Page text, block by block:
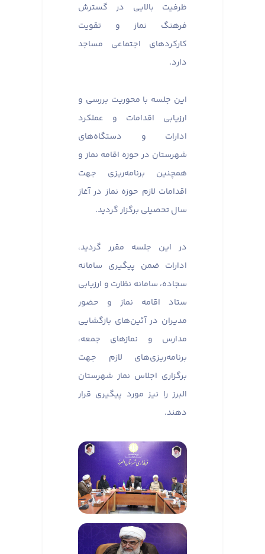
ظرفیت بالایی در گسترش
فرهنگ نماز و تقویت
کارکردهای اجتماعی مساجد
دارد.
این جلسه با محوریت بررسی و
ارزیابی اقدامات و عملکرد
ادارات و دستگاه‌های
شهرستان در حوزه اقامه نماز و
همچنین برنامه‌ریزی جهت
اقدامات لازم حوزه نماز در آغاز
سال تحصیلی برگزار گردید.
در این جلسه مقرر گردید،
ادارات ضمن پیگیری سامانه
سجاده، سامانه نظارت و ارزیابی
ستاد اقامه نماز و حضور
مدیران در آئین‌های بازگشایی
مدارس و نماز‌های جمعه،
برنامه‌ریزی‌های لازم جهت
برگزاری اجلاس نماز شهرستان
البرز را نیز مورد پیگیری قرار
دهند.